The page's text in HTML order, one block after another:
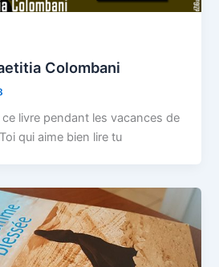
Colombani
ce livre pendant les vacances de
qui aime bien lire tu